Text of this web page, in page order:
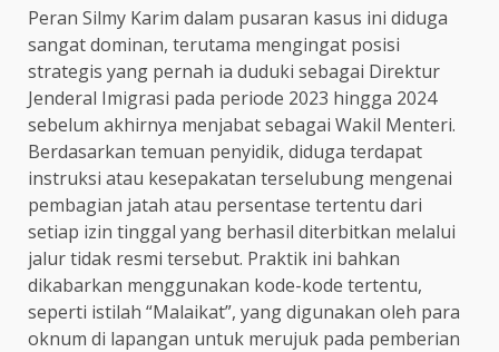
Peran Silmy Karim dalam pusaran kasus ini diduga
sangat dominan, terutama mengingat posisi
strategis yang pernah ia duduki sebagai Direktur
Jenderal Imigrasi pada periode 2023 hingga 2024
sebelum akhirnya menjabat sebagai Wakil Menteri.
Berdasarkan temuan penyidik, diduga terdapat
instruksi atau kesepakatan terselubung mengenai
pembagian jatah atau persentase tertentu dari
setiap izin tinggal yang berhasil diterbitkan melalui
jalur tidak resmi tersebut. Praktik ini bahkan
dikabarkan menggunakan kode-kode tertentu,
seperti istilah “Malaikat”, yang digunakan oleh para
oknum di lapangan untuk merujuk pada pemberian